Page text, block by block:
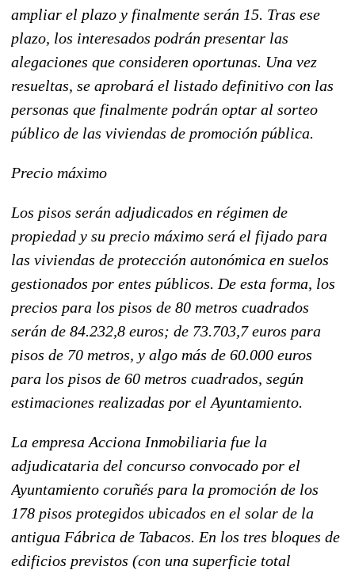
ampliar el plazo y finalmente serán 15. Tras ese
plazo, los interesados podrán presentar las
alegaciones que consideren oportunas. Una vez
resueltas, se aprobará el listado definitivo con las
personas que finalmente podrán optar al sorteo
público de las viviendas de promoción pública.
Precio máximo
Los pisos serán adjudicados en régimen de
propiedad y su precio máximo será el fijado para
las viviendas de protección autonómica en suelos
gestionados por entes públicos. De esta forma, los
precios para los pisos de 80 metros cuadrados
serán de 84.232,8 euros; de 73.703,7 euros para
pisos de 70 metros, y algo más de 60.000 euros
para los pisos de 60 metros cuadrados, según
estimaciones realizadas por el Ayuntamiento.
La empresa Acciona Inmobiliaria fue la
adjudicataria del concurso convocado por el
Ayuntamiento coruñés para la promoción de los
178 pisos protegidos ubicados en el solar de la
antigua Fábrica de Tabacos. En los tres bloques de
edificios previstos (con una superficie total